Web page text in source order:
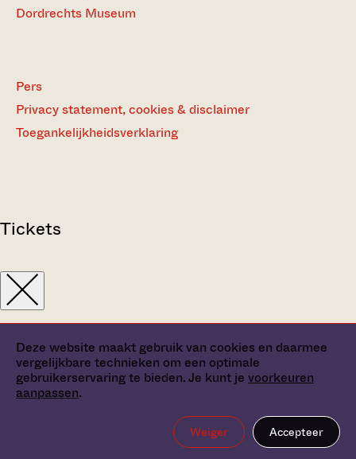
Deze website maakt gebruik van cookies en daarmee
vergelijkbare technieken om een optimale
gebruikerservaring te bieden. Je kunt je voorkeuren
aanpassen.
Weiger Accepteer
Dordrechts Museum
Pers
Privacy statement, cookies & disclaimer
Toegankelijkheidsverklaring
Tickets